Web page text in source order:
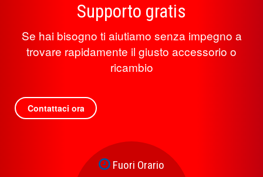
Supporto gratis
Se hai bisogno ti aiutiamo senza impegno a
trovare rapidamente il giusto accessorio o
ricambio
Contattaci ora
Fuori Orario